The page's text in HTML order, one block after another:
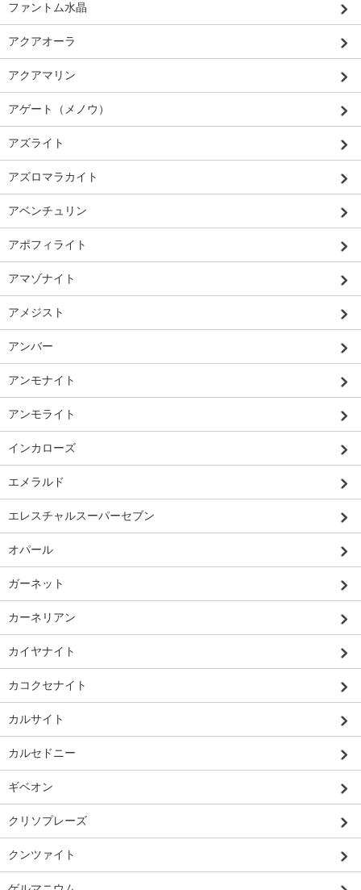
ファントム水晶
アクアオーラ
アクアマリン
アゲート（メノウ）
アズライト
アズロマラカイト
アベンチュリン
アポフィライト
アマゾナイト
アメジスト
アンバー
アンモナイト
アンモライト
インカローズ
エメラルド
エレスチャルスーパーセブン
オパール
ガーネット
カーネリアン
カイヤナイト
カコクセナイト
カルサイト
カルセドニー
ギベオン
クリソプレーズ
クンツァイト